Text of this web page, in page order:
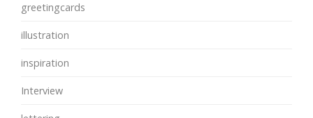
greetingcards
illustration
inspiration
Interview